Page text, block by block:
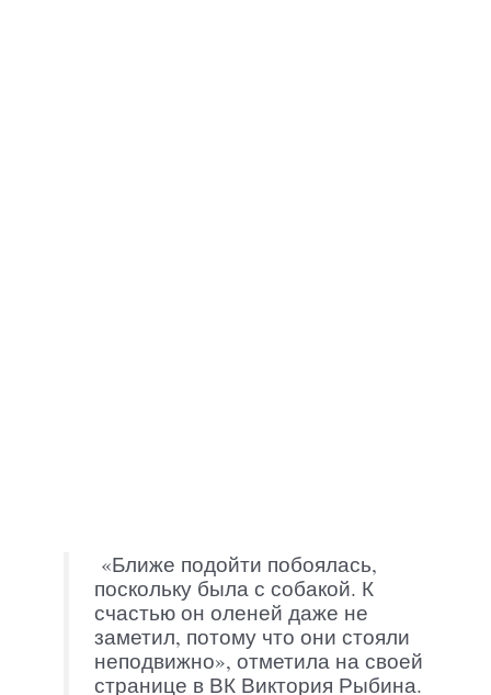
«Ближе подойти побоялась,
поскольку была с собакой. К
счастью он оленей даже не
заметил, потому что они стояли
неподвижно», отметила на своей
странице в ВК Виктория Рыбина.